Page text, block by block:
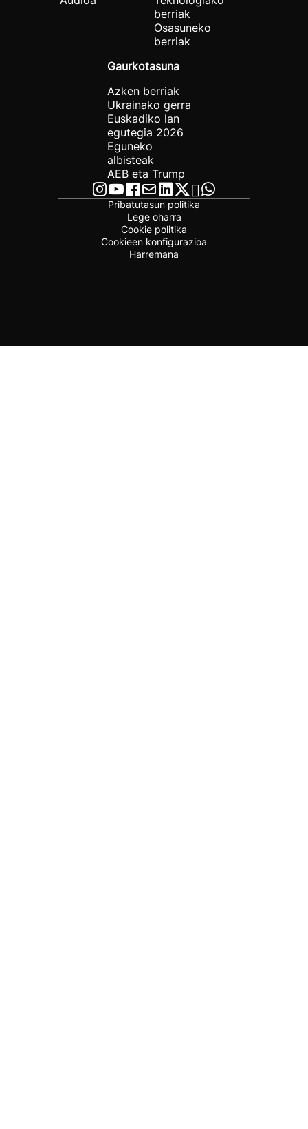
berriak
Osasuneko
berriak
Gaurkotasuna
Azken berriak
Ukrainako gerra
Euskadiko lan
egutegia 2026
Eguneko
albisteak
AEB eta Trump
Pribatutasun politika
Lege oharra
Cookie politika
Cookieen konfigurazioa
Harremana